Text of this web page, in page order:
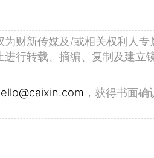
财新传媒及/或相关权利人专
行转载、摘编、复制及建立
，获得书面确